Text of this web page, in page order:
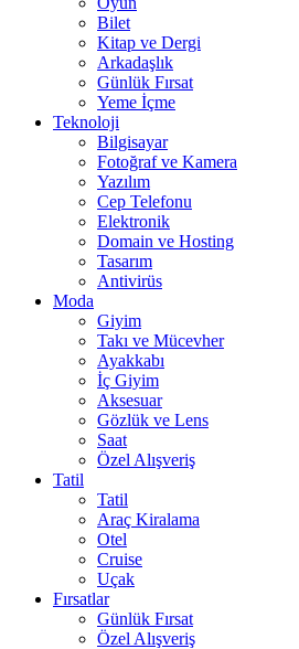
Bilet
Kitap ve Dergi
Arkadaşlık
Günlük Fırsat
Yeme İçme
Teknoloji
Bilgisayar
Fotoğraf ve Kamera
Yazılım
Cep Telefonu
Elektronik
Domain ve Hosting
Tasarım
Antivirüs
Moda
Giyim
Takı ve Mücevher
Ayakkabı
İç Giyim
Aksesuar
Gözlük ve Lens
Saat
Özel Alışveriş
Tatil
Tatil
Araç Kiralama
Otel
Cruise
Uçak
Fırsatlar
Günlük Fırsat
Özel Alışveriş